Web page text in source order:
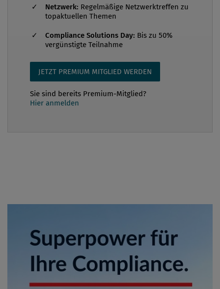
Mitarbeiter – sind als Risiko erkannt und bewertet.
Regeln im Umgang mit Unternehmensdaten und
Maßnahmen zu der...
Netzwerk: Regelmäßige Netzwerktreffen zu
topaktuellen Themen
Compliance Solutions Day: Bis zu 50%
vergünstigte Teilnahme
JETZT PREMIUM MITGLIED WERDEN
Sie sind bereits Premium-Mitglied?
Hier anmelden